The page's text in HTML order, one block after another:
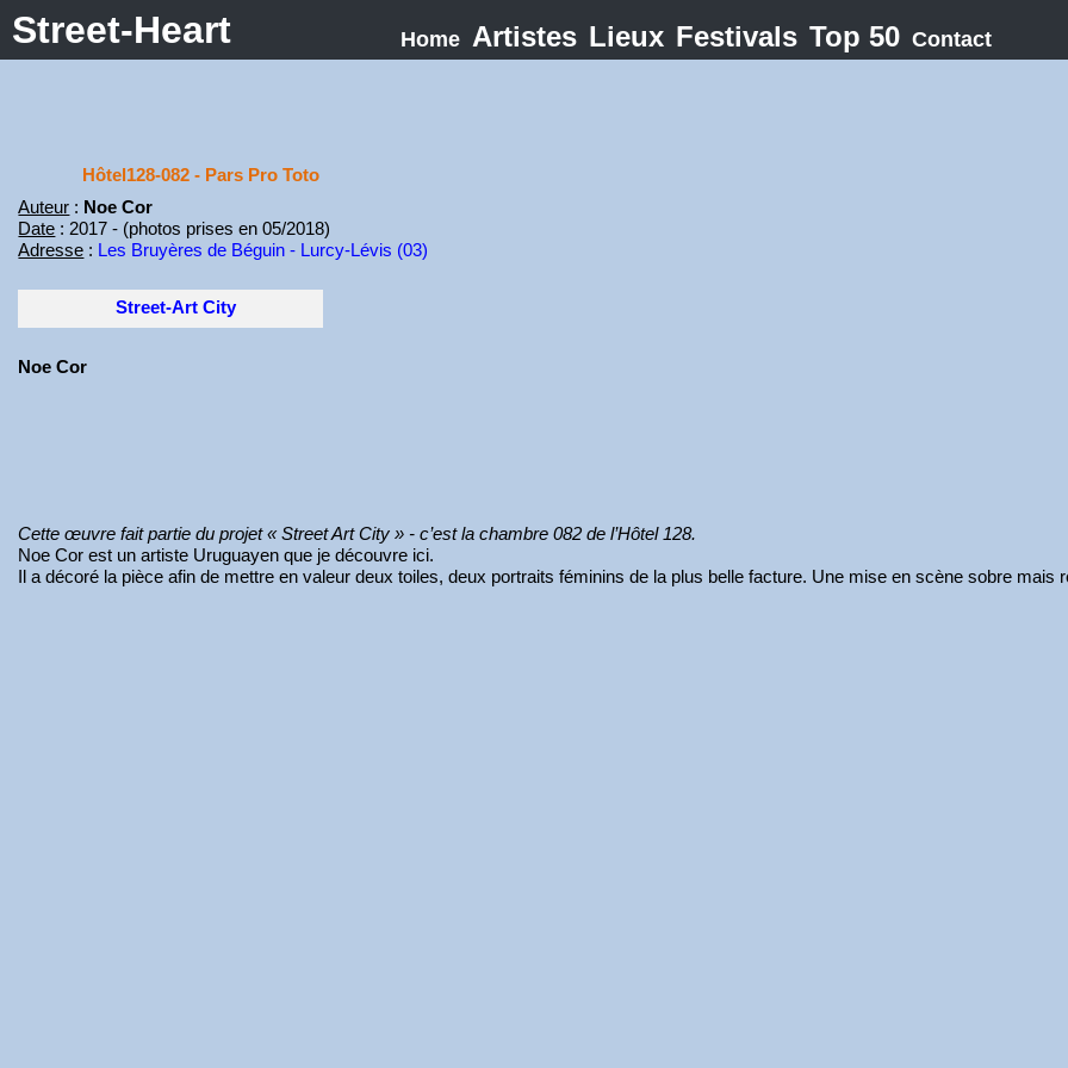
Street-Heart Home Artistes Lieux Festivals Top 50 Contact
Hôtel128-082 - Pars Pro Toto
Auteur : Noe Cor
Date : 2017 - (photos prises en 05/2018)
Adresse : Les Bruyères de Béguin - Lurcy-Lévis (03)
Street-Art City
Noe Cor
Cette œuvre fait partie du projet « Street Art City » - c’est la chambre 082 de l’Hôtel 128.
Noe Cor est un artiste Uruguayen que je découvre ici.
Il a décoré la pièce afin de mettre en valeur deux toiles, deux portraits féminins de la plus belle facture. Une mise en scène sobre mais